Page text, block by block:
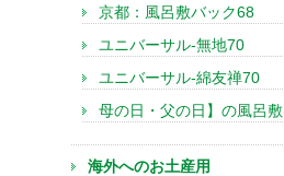
京都：風呂敷バック68
ユニバーサル-無地70
ユニバーサル-綿友禅70
母の日・父の日】の風呂敷
海外へのお土産用